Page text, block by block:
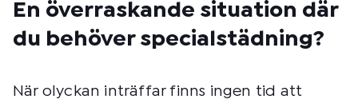
En överraskande situation där
du behöver specialstädning?
När olyckan inträffar finns ingen tid att